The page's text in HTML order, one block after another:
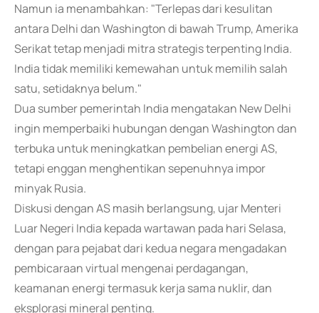
Namun ia menambahkan: "Terlepas dari kesulitan
antara Delhi dan Washington di bawah Trump, Amerika
Serikat tetap menjadi mitra strategis terpenting India.
India tidak memiliki kemewahan untuk memilih salah
satu, setidaknya belum."
Dua sumber pemerintah India mengatakan New Delhi
ingin memperbaiki hubungan dengan Washington dan
terbuka untuk meningkatkan pembelian energi AS,
tetapi enggan menghentikan sepenuhnya impor
minyak Rusia.
Diskusi dengan AS masih berlangsung, ujar Menteri
Luar Negeri India kepada wartawan pada hari Selasa,
dengan para pejabat dari kedua negara mengadakan
pembicaraan virtual mengenai perdagangan,
keamanan energi termasuk kerja sama nuklir, dan
eksplorasi mineral penting.